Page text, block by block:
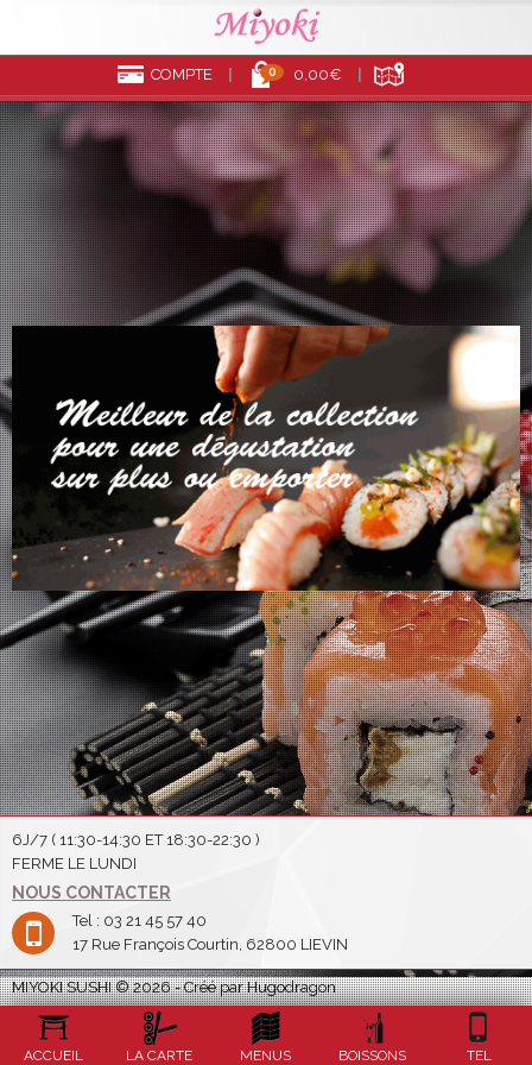
COMPTE 0 0,00€
6J/7 ( 11:30-14:30 ET 18:30-22:30 )
FERME LE LUNDI
NOUS CONTACTER
Tel : 03 21 45 57 40
17 Rue François Courtin, 62800 LIEVIN
MIYOKI SUSHI © 2026 - Créé par Hugodragon
ACCUEIL LA CARTE MENUS BOISSONS TEL